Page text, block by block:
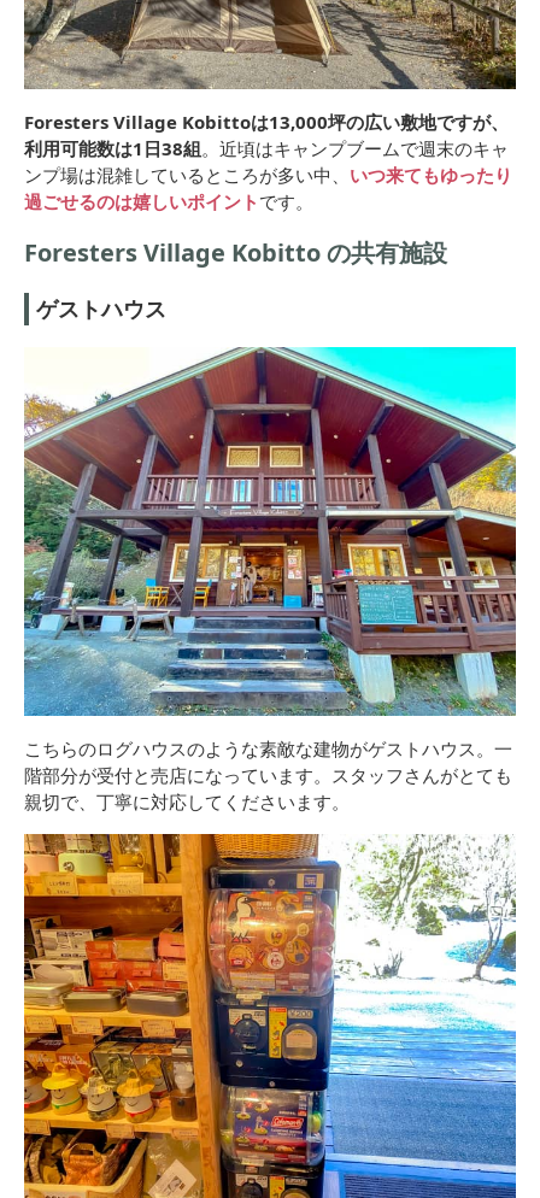
Foresters Village Kobittoは13,000坪の広い敷地ですが、
利用可能数は1日38組。近頃はキャンプブームで週末のキャ
ンプ場は混雑しているところが多い中、 いつ来てもゆったり
過ごせるのは嬉しいポイント です。
Foresters Village Kobitto の共有施設
ゲストハウス
こちらのログハウスのような素敵な建物がゲストハウス。一
階部分が受付と売店になっています。スタッフさんがとても
親切で、丁寧に対応してくださいます。